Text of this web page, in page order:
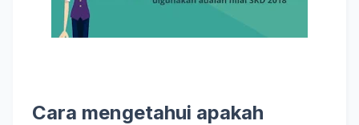
Cara mengetahui apakah